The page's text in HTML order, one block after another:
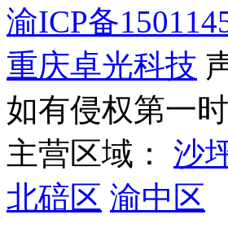
渝ICP备
重庆卓光科技
如有侵权第一
主营区域： 沙
北碚区 渝中区